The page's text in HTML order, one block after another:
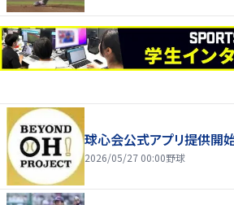
球心会公式アプリ提供開始
2026/05/27 00:00野球